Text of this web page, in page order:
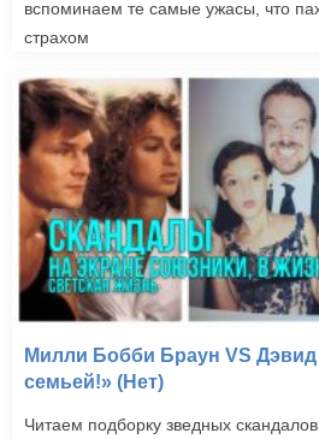
вспоминаем те самые ужасы, что
страхом
Милли Бобби Браун VS
семьей!» (Нет)
Читаем подборку зведных